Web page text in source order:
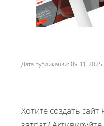
Дата публикации: 09-11-
Хотите создать сайт